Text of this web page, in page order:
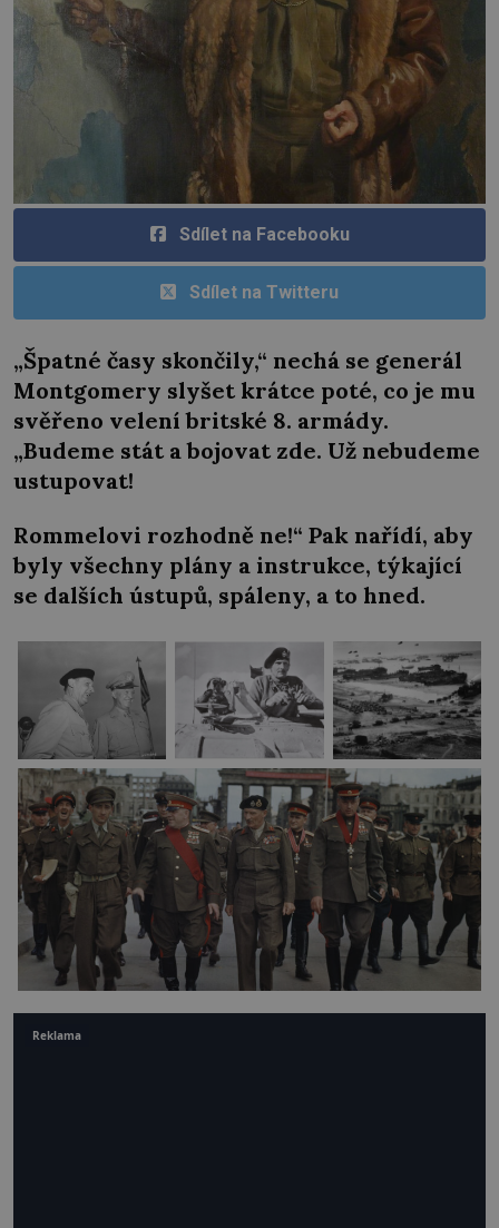
Sdílet na Facebooku
Sdílet na Twitteru
„Špatné časy skončily,“ nechá se generál
Montgomery slyšet krátce poté, co je mu
svěřeno velení britské 8. armády.
„Budeme stát a bojovat zde. Už nebudeme
ustupovat!
Rommelovi rozhodně ne!“ Pak nařídí, aby
byly všechny plány a instrukce, týkající
se dalších ústupů, spáleny, a to hned.
Reklama